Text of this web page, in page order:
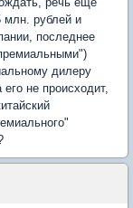
млн. рублей и
последнее
дилеру
не происходит,